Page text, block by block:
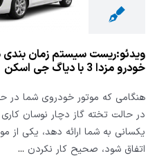
خودرو مزدا 3 با دیاگ
ویدئو:ریست سیستم زمان
خودرو مزدا 3 با دیاگ جی اسکن
هنگامی که موتور خودروی شما در
در حالت تخته گاز دچار نوسان
یکسانی به شما ارائه دهد، یکی از
اتفاق شود، صحیح کار نکردن ...